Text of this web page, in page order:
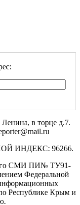
в торце д.7.
ИНДЕКС: 96266.
СМИ ПИ№ ТУ91-
Федеральной
Республике Крым и